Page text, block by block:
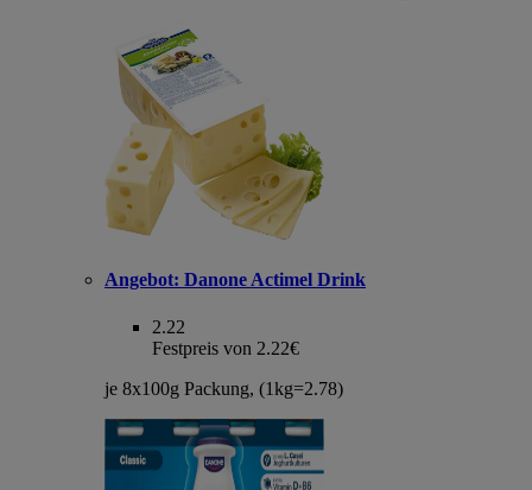
Angebot: Danone Actimel Drink
2.22
Festpreis von 2.22€
je 8x100g Packung, (1kg=2.78)